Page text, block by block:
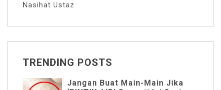
Nasihat Ustaz
TRENDING POSTS
Jangan Buat Main-Main Jika